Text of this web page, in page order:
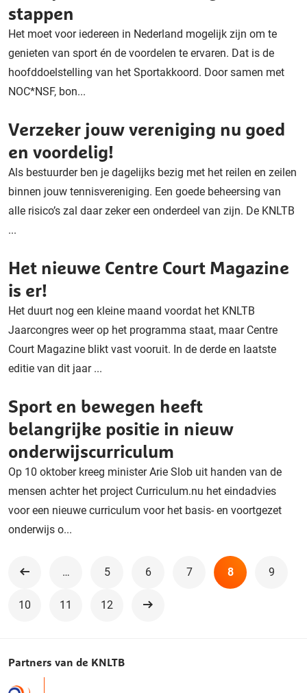
stappen
Het moet voor iedereen in Nederland mogelijk zijn om te
genieten van sport én de voordelen te ervaren. Dat is de
hoofddoelstelling van het Sportakkoord. Door samen met
NOC*NSF, bon...
Verzeker jouw vereniging nu goed
en voordelig!
Als bestuurder ben je dagelijks bezig met het reilen en zeilen
binnen jouw tennisvereniging. Een goede beheersing van
alle risico’s zal daar zeker een onderdeel van zijn. De KNLTB
...
Het nieuwe Centre Court Magazine
is er!
Het duurt nog een kleine maand voordat het KNLTB
Jaarcongres weer op het programma staat, maar Centre
Court Magazine blikt vast vooruit. In de derde en laatste
editie van dit jaar ...
Sport en bewegen heeft
belangrijke positie in nieuw
onderwijscurriculum
Op 10 oktober kreeg minister Arie Slob uit handen van de
mensen achter het project Curriculum.nu het eindadvies
voor een nieuwe curriculum voor het basis- en voortgezet
onderwijs o...
… 5 6 7 8 9
10 11 12
Volgende
Partners van de KNLTB